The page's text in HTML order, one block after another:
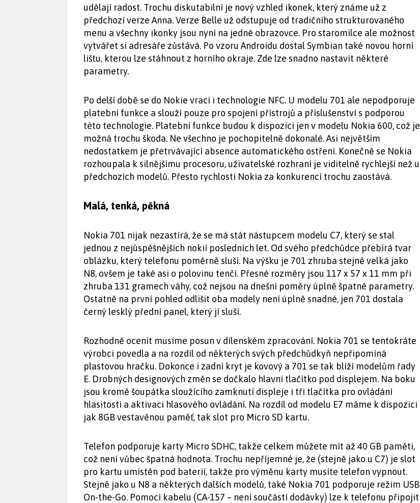
udělají radost. Trochu diskutabilní je nový vzhled ikonek, který známe už z
předchozí verze Anna. Verze Belle už odstupuje od tradičního strukturovaného
menu a všechny ikonky jsou nyní na jedné obrazovce. Pro staromilce ale možnost
vytvářet si adresáře zůstává. Po vzoru Androidu dostal Symbian také novou horní
lištu, kterou lze stáhnout z horního okraje. Zde lze snadno nastavit některé
parametry.
Po delší době se do Nokie vrací i technologie NFC. U modelu 701 ale nepodporuje
platební funkce a slouží pouze pro spojení přístrojů a příslušenství s podporou
této technologie. Platební funkce budou k dispozici jen v modelu Nokia 600, což je
možná trochu škoda. Ne všechno je pochopitelně dokonalé. Asi největším
nedostatkem je přetrvávající absence automatického ostření. Konečně se Nokia
rozhoupala k silnějšímu procesoru, uživatelské rozhraní je viditelně rychlejší než u
předchozích modelů. Přesto rychlostí Nokia za konkurencí trochu zaostává.
Malá, tenká, pěkná
Nokia 701 nijak nezastírá, že se má stát nástupcem modelu C7, který se stal
jednou z nejúspěšnějších nokií posledních let. Od svého předchůdce přebírá tvar
oblázku, který telefonu poměrně sluší. Na výšku je 701 zhruba stejně velká jako
N8, ovšem je také asi o polovinu tenčí. Přesné rozměry jsou 117 x 57 x 11 mm při
zhruba 131 gramech váhy, což nejsou na dnešní poměry úplně špatné parametry.
Ostatně na první pohled odlišit oba modely není úplně snadné, jen 701 dostala
černý lesklý přední panel, který jí sluší.
Rozhodně ocenit musíme posun v dílenském zpracování. Nokia 701 se tentokráte
výrobci povedla a na rozdíl od některých svých předchůdkyň nepřipomíná
plastovou hračku. Dokonce i zadní kryt je kovový a 701 se tak blíží modelům řady
E. Drobných designových změn se dočkalo hlavní tlačítko pod displejem. Na boku
jsou kromě šoupátka sloužícího zamknutí displeje i tři tlačítka pro ovládání
hlasitosti a aktivaci hlasového ovládání. Na rozdíl od modelu E7 máme k dispozici
jak 8GB vestavěnou paměť, tak slot pro Micro SD kartu.
Telefon podporuje karty Micro SDHC, takže celkem můžete mít až 40 GB paměti,
což není vůbec špatná hodnota. Trochu nepříjemné je, že (stejně jako u C7) je slot
pro kartu umístěn pod baterií, takže pro výměnu karty musíte telefon vypnout.
Stejně jako u N8 a některých dalších modelů, také Nokia 701 podporuje režim USB
On-the-Go. Pomocí kabelu (CA-157 – není součástí dodávky) lze k telefonu připojit